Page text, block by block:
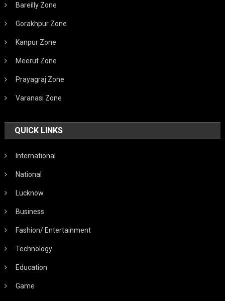
Bareilly Zone
Gorakhpur Zone
Kanpur Zone
Meerut Zone
Prayagraj Zone
Varanasi Zone
QUICK LINKS
International
National
Lucknow
Business
Fashion/ Entertainment
Technology
Education
Game